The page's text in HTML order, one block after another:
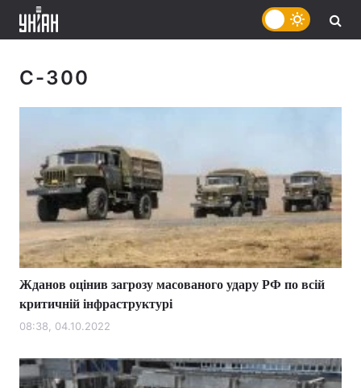
С-300
Жданов оцінив загрозу масованого удару РФ по всій
критичній інфраструктурі
08:38, 04.10.2022